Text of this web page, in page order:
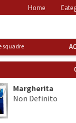
Home
squadre
Margherita
Non Definito